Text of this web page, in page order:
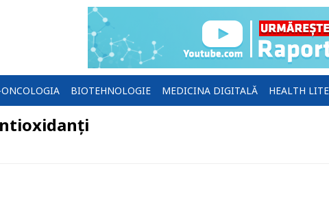
BIOTEHNOLOGIE MEDICINA DIGITALĂ HEALTH